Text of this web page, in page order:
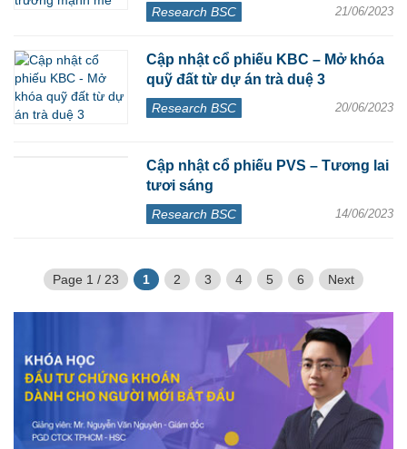
Research BSC 21/06/2023
Cập nhật cổ phiếu KBC – Mở khóa
quỹ đất từ dự án trà duệ 3
Research BSC 20/06/2023
Cập nhật cổ phiếu PVS – Tương lai
tươi sáng
Research BSC 14/06/2023
Page 1 / 23 1 2 3 4 5 6 Next